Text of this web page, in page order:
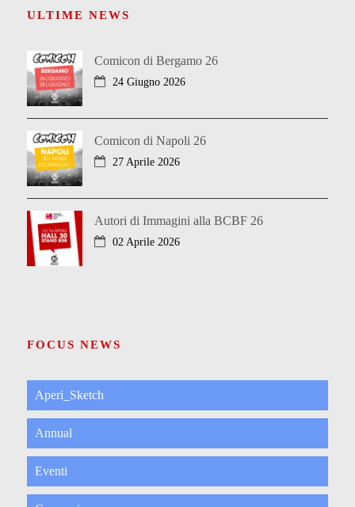
ULTIME NEWS
Comicon di Bergamo 26
24 Giugno 2026
Comicon di Napoli 26
27 Aprile 2026
Autori di Immagini alla BCBF 26
02 Aprile 2026
FOCUS NEWS
Aperi_Sketch
Annual
Eventi